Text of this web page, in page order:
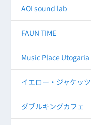
AOI sound lab
FAUN TIME
Music Place Utogaria
イエロー・ジャケッツ
ダブルキングカフェ